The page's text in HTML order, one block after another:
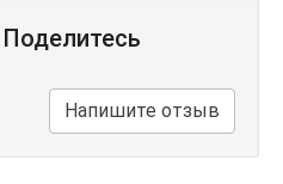
Напишите отзыв